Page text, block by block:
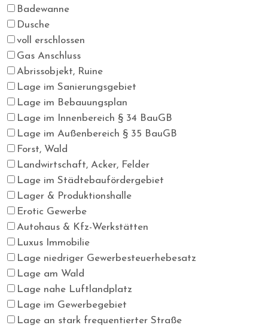
Badewanne
Dusche
voll erschlossen
Gas Anschluss
Abrissobjekt, Ruine
Lage im Sanierungsgebiet
Lage im Bebauungsplan
Lage im Innenbereich § 34 BauGB
Lage im Außenbereich § 35 BauGB
Forst, Wald
Landwirtschaft, Acker, Felder
Lage im Städtebaufördergebiet
Lager & Produktionshalle
Erotic Gewerbe
Autohaus & Kfz-Werkstätten
Luxus Immobilie
Lage niedriger Gewerbesteuerhebesatz
Lage am Wald
Lage nahe Luftlandplatz
Lage im Gewerbegebiet
Lage an stark frequentierter Straße